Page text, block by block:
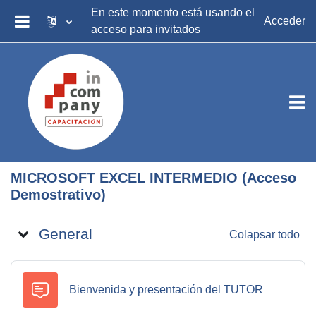
Salta al contenido principal
PANEL LATERAL
En este momento está usando el
acceso para invitados
Acceder
MICROSOFT EXCEL INTERMEDIO (Acceso
Demostrativo)
Diagrama de temas
General Colapsar todo
Bienvenida y presentación del TUTOR